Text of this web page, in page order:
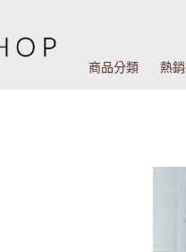
商品分類 熱